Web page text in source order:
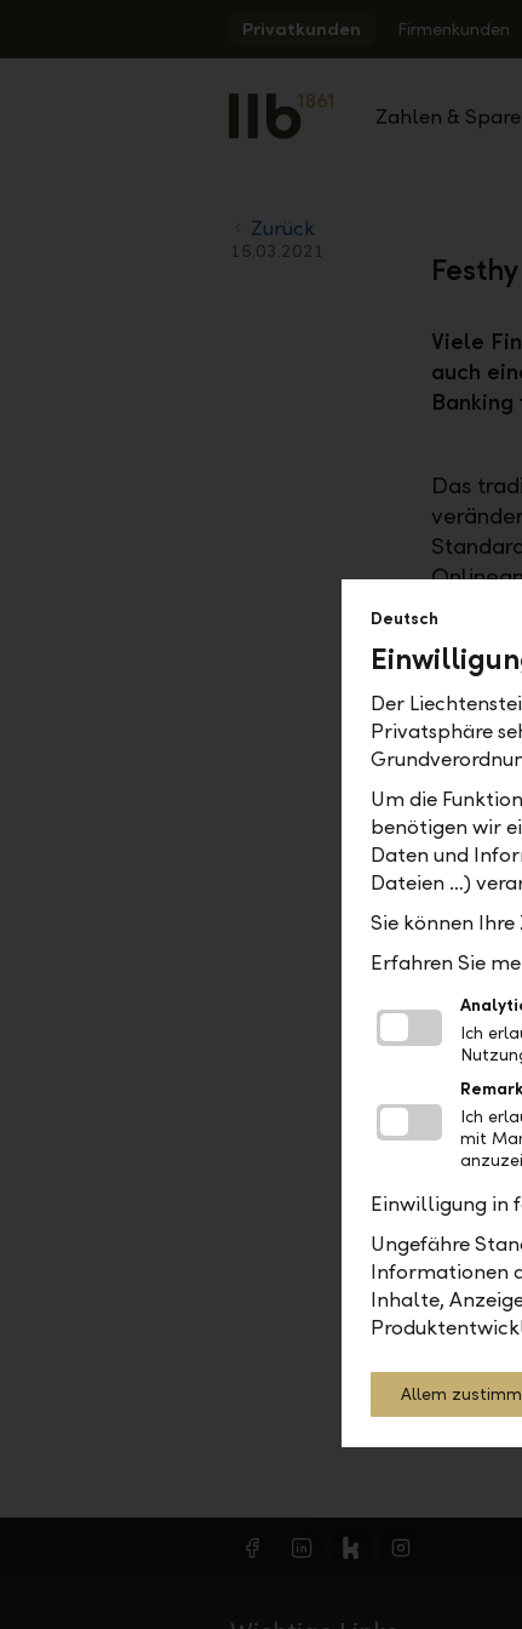
Privatkunden Firmenkunden
Zahlen &
Zurück
15.03.2021
Viele
auch
Das
über
allfällige
Viele
der
gibt ihm
Eine
ein. So
ein
Deutsch
Der
Privatsphäre
Um die
benötigen wir
Daten und
Dateien …)
Sie können
Erfahren Sie
Ich
Ich
mit
Einwilligung in
Ungefähre
Informationen
Inhalte,
Allem